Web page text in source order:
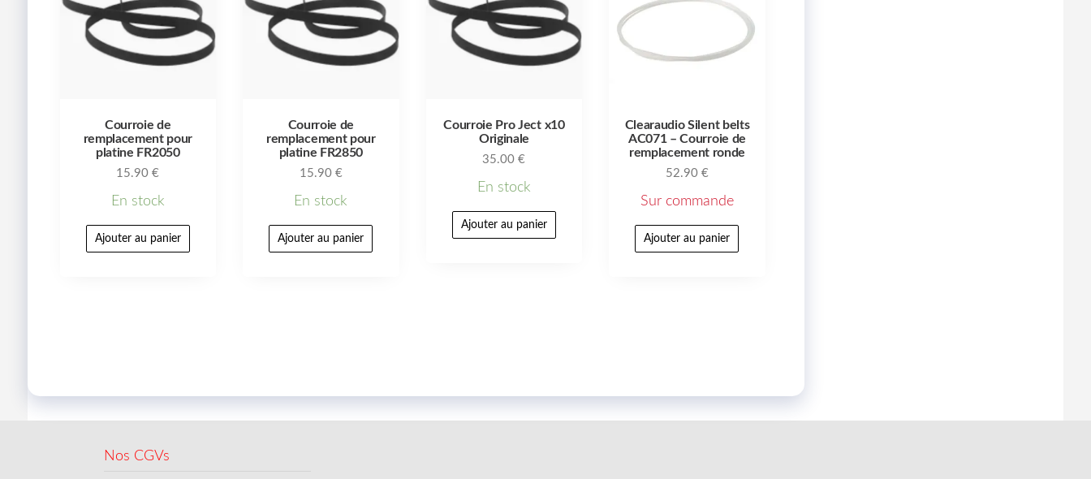
Courroie de
remplacement pour
platine FR2050
15.90€
En stock
Ajouter au panier
Courroie de
remplacement pour
platine FR2850
15.90 €
En stock
Ajouter au panier
Courroie Pro Ject x10
Originale
35.00€
En stock
Ajouter au panier
Clearaudio Silent belts
AC071 – Courroie de
remplacement ronde
52.90 €
Sur commande
Ajouter au panier
Nos CGVs